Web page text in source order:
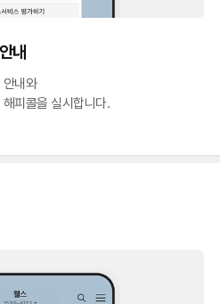
내
내와
피콜을 실시합니다.